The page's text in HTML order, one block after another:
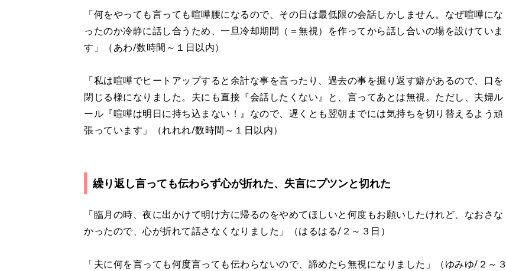
「何をやっても言っても喧嘩腰になるので、その日は最低限の会話しかしません。なぜ喧嘩にな
ったのか冷静に話し合うため、一旦冷却期間（＝無視）を作ってから話し合いの場を設けていま
す」（あわ/数時間～１日以内）
「私は喧嘩でヒートアップすると余計な事を言ったり、過去の事を掘り返す癖があるので、口を
閉じる様になりました。夫にも直接『会話したくない』と、言ってあとは無視。ただし、夫婦ル
ール『喧嘩は明日に持ち込まない！』なので、遅くとも翌朝までには気持ちを切り替えるよう頑
張っています」（れれれ/数時間～１日以内）
繰り返し言っても伝わらず心が折れた、失言にプツンと切れた
「臨月の時、夜に出かけて明け方に帰るのをやめてほしいと何度もお願いしたけれど、なおさな
かったので、心が折れて話さなくなりました」（はるはる/２～３日）
「夫に何を言っても何度言っても伝わらないので、諦めたら無視になりました」（ゆみゆ/２～３